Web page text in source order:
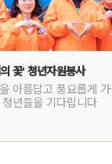
있을까
아이의 마음이
락이 내 머리에 또
.
기도 하면서
북두칠성과
꽃' 청년자원봉사
아름답고 풍요롭게
년들을 기다립니다